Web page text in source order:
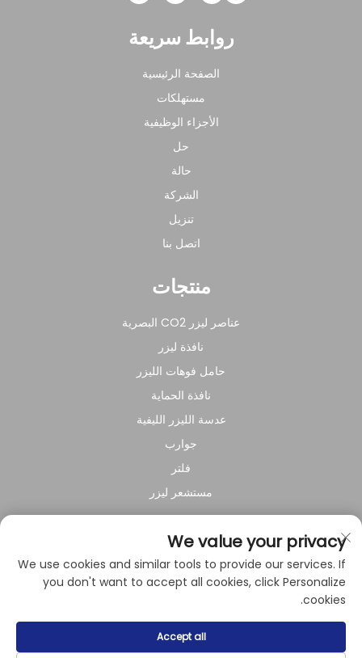
روابط سريعة
الصفحة الرئيسية
مستهلكات
الأجزاء الوظيفية
حل
حالة
الشركة
تنزيل
اتصل بنا
منتجات
عناصر ليزر CO2 البصرية
نافذة ليزر
حامل فوهات الليزر
نافذة الحماية
عدسة الليزر الليفية
جوارب
فلتر
مستشعر ليزر
عن الشركة
سياسة الخصوصية
حقوق النشر © 2024 بواسطة شركة شنغهاي راي سوار للمعدات
الكهروميكانيكية المحدودة.
We value your privacy
We use cookies and similar tools to provide our services. If
you don't want to accept all cookies, click Personalize
cookies.
Accept all